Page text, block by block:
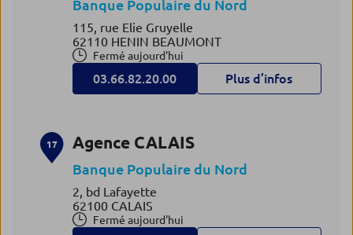
Banque Populaire du Nord
115, rue Elie Gruyelle
62110 HENIN BEAUMONT
Fermé aujourd'hui
03.66.82.20.00 Plus d’infos
17 Agence CALAIS
Banque Populaire du Nord
2, bd Lafayette
62100 CALAIS
Fermé aujourd'hui